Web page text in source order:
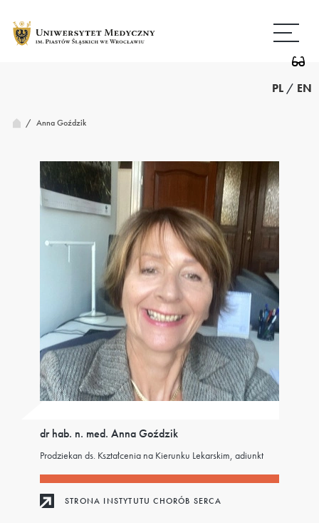
treści
strony
PL / EN
/ Anna Goździk
dr hab. n. med. Anna Goździk
Prodziekan ds. Kształcenia na Kierunku Lekarskim, adiunkt
STRONA INSTYTUTU CHORÓB SERCA